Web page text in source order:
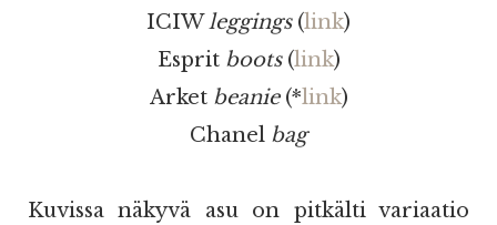
ICIWleggings(link)
Esprit boots(link)
Arket beanie(*link)
Chanel bag
Kuvissa näkyvä asu on pitkälti variaatio